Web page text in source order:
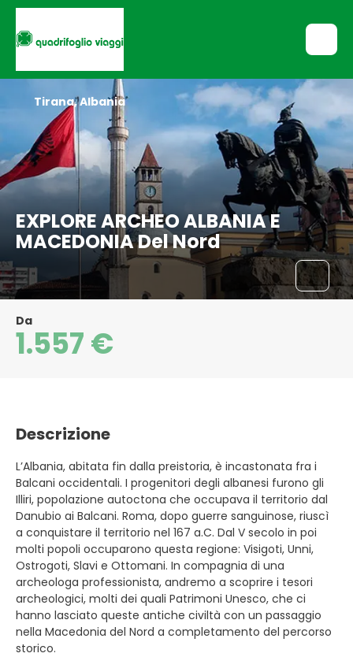
EXPLORE ARCHEO ALBANIA E
MACEDONIA Del Nord
Tirana, Albania
Da
1.557 €
Descrizione
L’Albania, abitata fin dalla preistoria, è incastonata fra i
Balcani occidentali. I progenitori degli albanesi furono gli
Illiri, popolazione autoctona che occupava il territorio dal
Danubio ai Balcani. Roma, dopo guerre sanguinose, riuscì
a conquistare il territorio nel 167 a.C. Dal V secolo in poi
molti popoli occuparono questa regione: Visigoti, Unni,
Ostrogoti, Slavi e Ottomani. In compagnia di una
archeologa professionista, andremo a scoprire i tesori
archeologici, molti dei quali Patrimoni Unesco, che ci
hanno lasciato queste antiche civiltà con un passaggio
nella Macedonia del Nord a completamento del percorso
storico.